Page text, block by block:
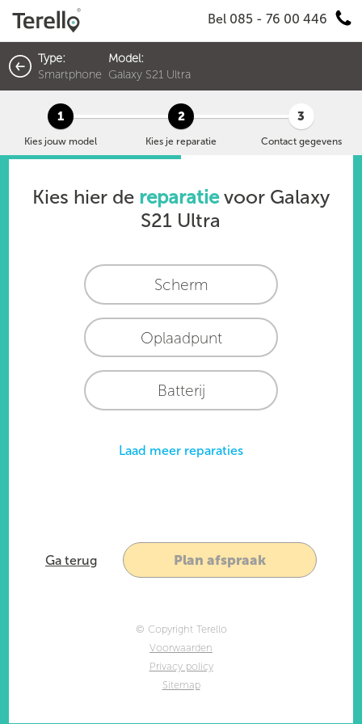
Bel 085 - 76 00 446
Type:
Smartphone
Model:
Galaxy S21 Ultra
1
Kies jouw model
2
Kies je reparatie
3
Contact gegevens
Kies hier de reparatievoor Galaxy
S21 Ultra
Scherm
Oplaadpunt
Batterij
Laad meer reparaties
Ga terug Plan afspraak
© Copyright Terello
Voorwaarden
Privacy policy
Sitemap